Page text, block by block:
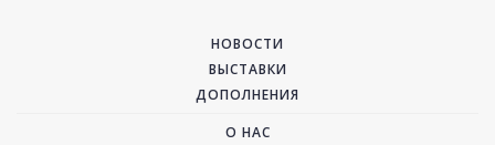
НОВОСТИ
ВЫСТАВКИ
ДОПОЛНЕНИЯ
О НАС